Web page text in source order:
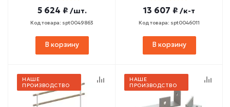
5 624 ₽ /шт.
Код товара: spt0049863
В корзину
13 607 ₽ /к-т
Код товара: spt0046011
В корзину
НАШЕ
ПРОИЗВОДСТВО
НАШЕ
ПРОИЗВОДСТВО